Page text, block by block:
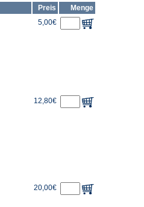
Preis
Menge
5,00€
12,80€
20,00€